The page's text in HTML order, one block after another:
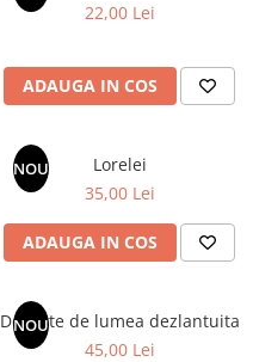
22,00 Lei
ADAUGA IN COS
NOU
Lorelei
35,00 Lei
ADAUGA IN COS
NOU
Departe de lumea dezlantuita
45,00 Lei